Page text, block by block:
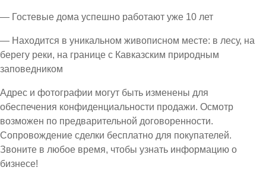
— Гостевые дома успешно работают уже 10 лет
— Находится в уникальном живописном месте: в лесу, на
берегу реки, на границе с Кавказским природным
заповедником
Адрес и фотографии могут быть изменены для
обеспечения конфиденциальности продажи. Осмотр
возможен по предварительной договоренности.
Сопровождение сделки бесплатно для покупателей.
Звоните в любое время, чтобы узнать информацию о
бизнесе!